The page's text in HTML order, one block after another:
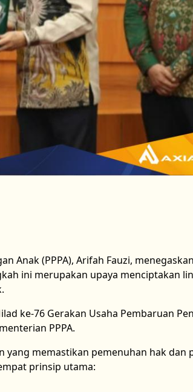
Anak (PPPA), Arifah Fauzi,
ini merupakan upaya menciptakan
ke-76 Gerakan Usaha Pembaruan
PPPA.
yang memastikan pemenuhan hak dan
prinsip utama: